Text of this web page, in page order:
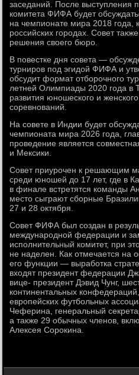
заседаний. После выступления
комитета ФИФА будет
на чемпионате мира 2018 года,
российских городах. Совет
решения своего бюро.
В повестке дня совета —
турниров под эгидой ФИФА и
обсудит формат отборочного
летней Олимпиады 2020 года в
развития юношеского и
соревнований.
На совете в Индии будет
чемпионата мира 2026 года,
проведение является
и Мексики.
Совет приурочен к решающим
среди юношей до 17 лет, где в
в финале встретятся команды
место сыграют сборные
27 и 28 октября.
Совет ФИФА был создан в
международной федерации и
исполнительный комитет, при
не наделен. Как отмечается
его функции — выработка
входят президент федерации
вице- президент Дэвид Чунг,
континентальных
европейских футбольных
Чеферина, генеральный
а также 29 обычных членов,
Алексея Сорокина.